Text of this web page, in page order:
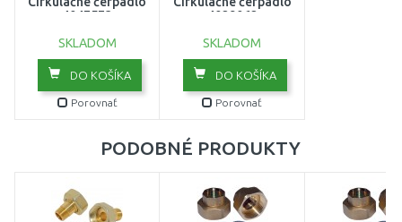
4047573
SKLADOM
DO KOŠÍKA
Porovnať
4029062
SKLADOM
DO KOŠÍKA
Porovnať
PODOBNÉ PRODUKTY